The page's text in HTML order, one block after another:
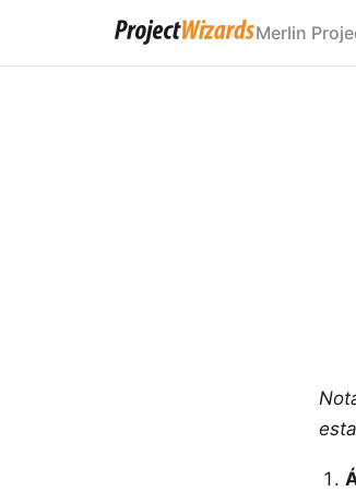
Merlin